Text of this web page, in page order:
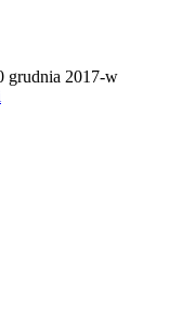
grudnia 2017-w